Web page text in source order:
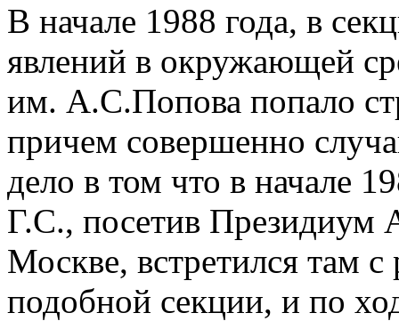
В начале 1988 года, в
явлений в окружающей
им. А.С.Попова попало
причем совершенно
дело в том что в начале
Г.С., посетив Президиум
Москве, встретился там
подобной секции, и по